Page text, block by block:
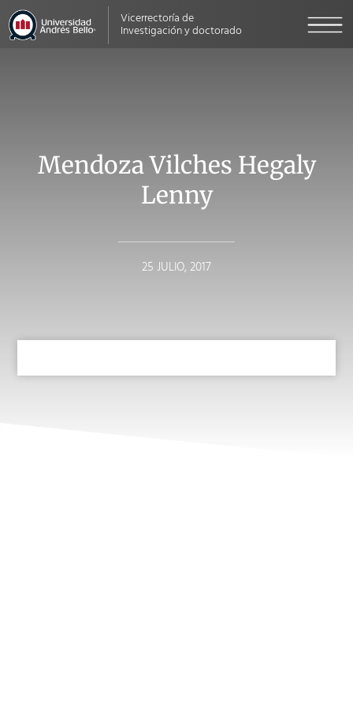
Vicerrectoría de
Investigación y doctorado
Mendoza Vilches Hegaly
Lenny
25 JULIO, 2017